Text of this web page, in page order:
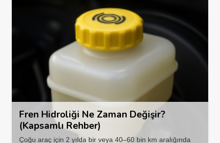
Fren Hidroliği Ne Zaman Değişir?
(Kapsamlı Rehber)
Çoğu araç için 2 yılda bir veya 40–60 bin km aralığında